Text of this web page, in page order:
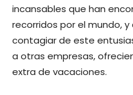
incansables que han
recorridos por el mundo,
contagiar de este
a otras empresas,
extra de vacaciones.